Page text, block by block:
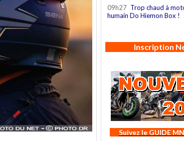
09h27 Trop chaud à
humain Do Hiemon Box !
Inscription
Suivez le GUIDE